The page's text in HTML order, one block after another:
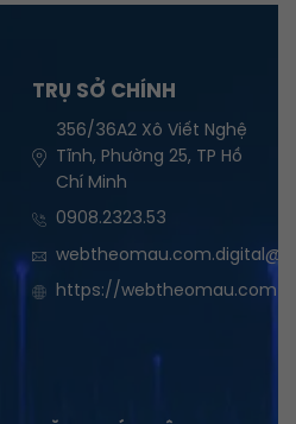
TRỤ SỞ CHÍNH
356/36A2 Xô Viết Nghệ
Tĩnh, Phường 25, TP Hồ
Chí Minh
0908.2323.53
https://webtheomau.com